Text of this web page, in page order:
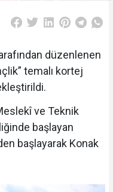
düzenlenen
temalı kortej
ve Teknik
başlayan
başlayarak Konak